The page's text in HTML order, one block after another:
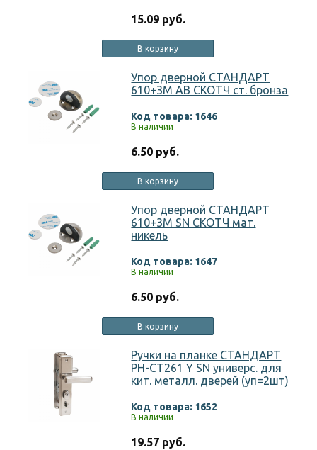
15.09 руб.
В корзину
Упор дверной СТАНДАРТ
610+3М AB СКОТЧ ст. бронза
Код товара: 1646
В наличии
6.50 руб.
В корзину
Упор дверной СТАНДАРТ
610+3М SN СКОТЧ мат.
никель
Код товара: 1647
В наличии
6.50 руб.
В корзину
Ручки на планке СТАНДАРТ
РН-СТ261 Y SN универс. для
кит. металл. дверей (уп=2шт)
Код товара: 1652
В наличии
19.57 руб.